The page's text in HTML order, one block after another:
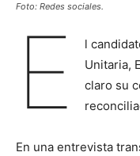
Foto: Redes sociales.
E
l
Unitaria,
claro su
En una entrevista